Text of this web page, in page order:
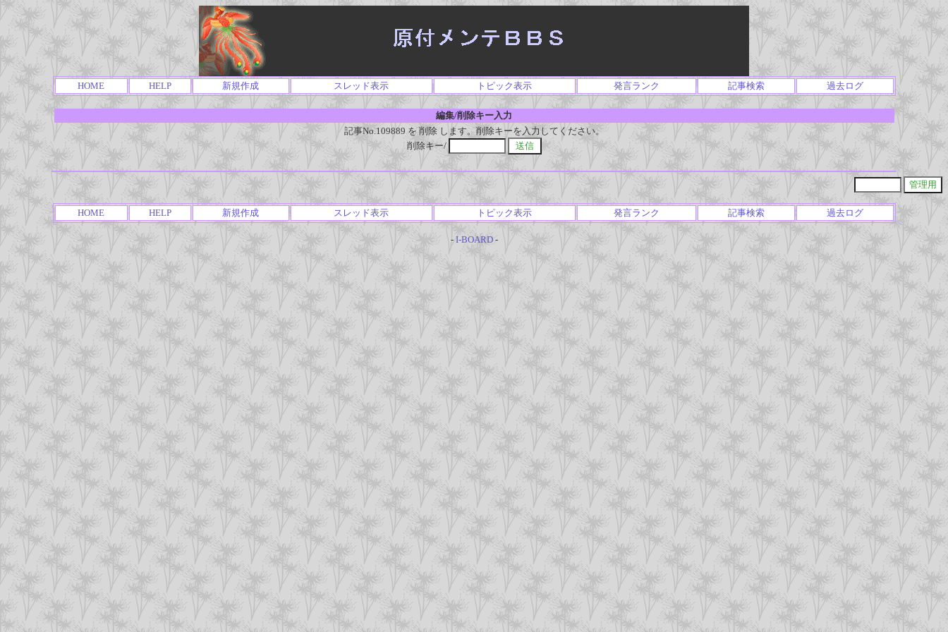
HOME HELP 新規作成 スレッド表示 トピック表示 発言ランク 記事検索 過去ログ
編集/削除キー入力
記事No.109889 を 削除 します。削除キーを入力してください。
削除キー/
HOME HELP 新規作成 スレッド表示 トピック表示 発言ランク 記事検索 過去ログ
- I-BOARD-